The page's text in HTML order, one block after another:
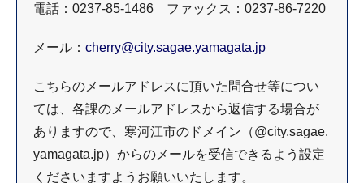
電話：0237-85-1486 ファックス：0237-86-7220
メール： cherry@city.sagae.yamagata.jp
こちらのメールアドレスに頂いた問合せ等につい
ては、各課のメールアドレスから返信する場合が
ありますので、寒河江市のドメイン（@city.sagae.
yamagata.jp）からのメールを受信できるよう設定
くださいますようお願いいたします。